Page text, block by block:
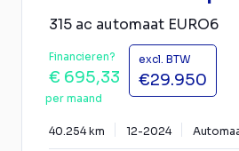
315 ac automaat EURO6
Financieren?
€ 695,33
per maand
excl. BTW
€29.950
40.254 km 12-2024